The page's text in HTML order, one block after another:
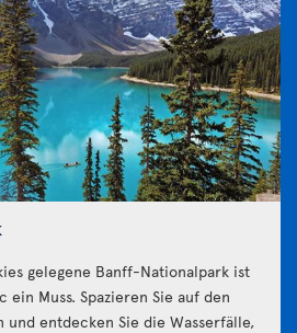
gelegene Banff-Nationalpark ist
ein Muss. Spazieren Sie auf den
und entdecken Sie die Wasserfälle,